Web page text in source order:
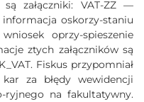
załączniki: VAT-ZZ —
oskorzy-staniu
oprzy-spieszenie
ztych załączników są
Fiskus przypomniał
za błędy wewidencji
ryjnego na fakultatywny.